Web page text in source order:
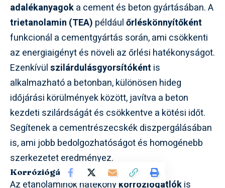
adalékanyagoka cement és beton gyártásában. A
trietanolamin (TEA) példáulőrléskönnyítőként
funkcionál a cementgyártás során, ami csökkenti
az energiaigényt és növeli az őrlési hatékonyságot.
Ezenkívülszilárdulásgyorsítóként is
alkalmazható a betonban, különösen hideg
időjárási körülmények között, javítva a beton
kezdeti szilárdságát és csökkentve a kötési időt.
Segítenek a cementrészecskék diszpergálásában
is, ami jobb bedolgozhatóságot és homogénebb
szerkezetet eredményez.
Korróziógátlók
Az etanolaminok hatékonykorróziógátlókis